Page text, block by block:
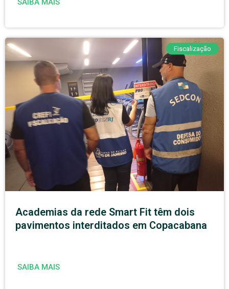
SAIBA MAIS
Fiscalização
Academias da rede Smart Fit têm dois
pavimentos interditados em Copacabana
SAIBA MAIS